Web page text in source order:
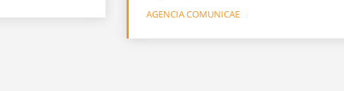
AGENCIA COMUNICAE